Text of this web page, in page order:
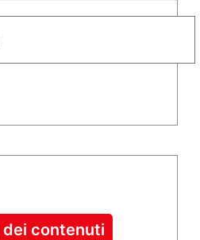
dei contenuti